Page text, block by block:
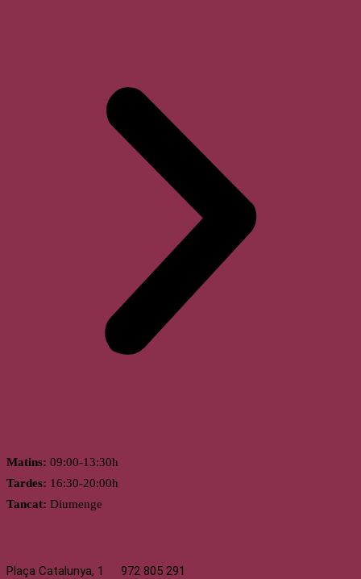
Matins: 09:00-13:30h
Tardes: 16:30-20:00h
Tancat: Diumenge
Plaça Catalunya, 1 972 805 291